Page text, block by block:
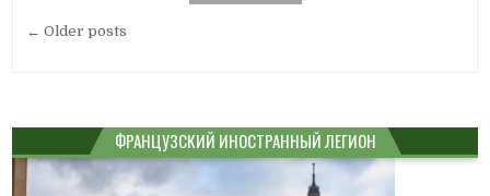
Навигация
← Older posts
ФРАНЦУЗСКИЙ ИНОСТРАННЫЙ ЛЕГИОН